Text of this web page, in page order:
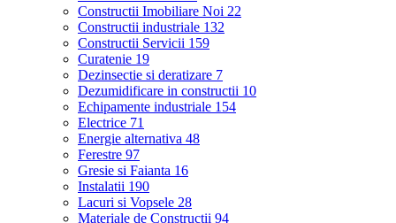
Constructii Imobiliare Noi 22
Constructii industriale 132
Constructii Servicii 159
Curatenie 19
Dezinsectie si deratizare 7
Dezumidificare in constructii 10
Echipamente industriale 154
Electrice 71
Energie alternativa 48
Ferestre 97
Gresie si Faianta 16
Instalatii 190
Lacuri si Vopsele 28
Materiale de Constructii 94